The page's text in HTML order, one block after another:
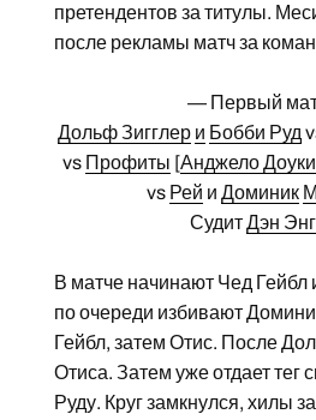
претендентов за титулы.
после рекламы матч за
— Первый
Дольф Зигглер и Бобби Руд
vs Профиты [Анджело
vs Рей иДоминик
СудитДэн
В матче начинают Чед
по очереди избивают
Гейбл, затем Отис. После
Отиса. Затем уже отдает тег
Руду. Круг замкнулся, хилы